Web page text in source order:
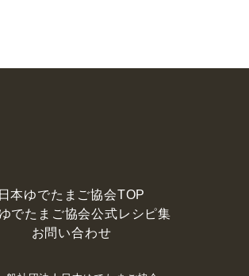
日本ゆでたまご協会TOP
でたまご協会公式レシピ集
お問い合わせ